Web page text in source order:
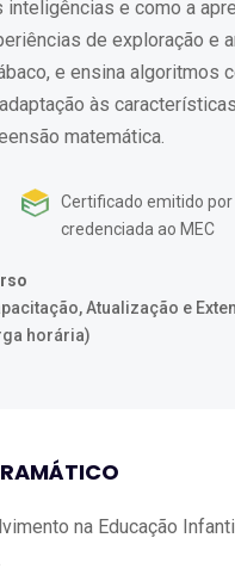
e como a
de exploração e
e ensina algoritmos
às
matemática.
Certificado emitido
credenciada ao MEC
Atualização e
horária)
na Educação